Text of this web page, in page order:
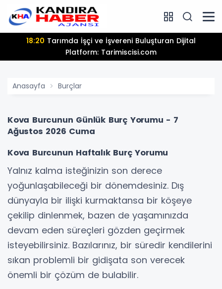
18:20
Platform: Tarimiscisi.com
Anasayfa Burçlar
Kova Burcunun Günlük Burç Yorumu - 7
Ağustos 2026 Cuma
Kova Burcunun Haftalık Burç Yorumu
Yalnız kalma isteğinizin son derece
yoğunlaşabileceği bir dönemdesiniz. Dış
dünyayla bir ilişki kurmaktansa bir köşeye
çekilip dinlenmek, bazen de yaşamınızda
devam eden süreçleri gözden geçirmek
isteyebilirsiniz. Bazılarınız, bir süredir kendilerini
sıkan problemli bir gidişata son verecek
önemli bir çözüm de bulabilir.